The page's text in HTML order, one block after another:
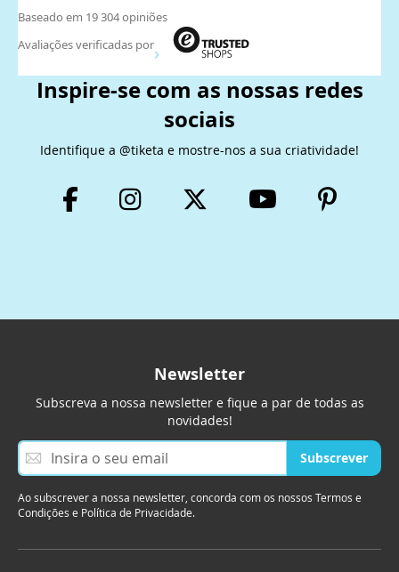
Baseado em 19 304opiniões
Avaliações verificadas por
Inspire-se com as nossas redes
sociais
Identifique a @tiketa e mostre-nos a sua criatividade!
Newsletter
Subscreva a nossa newsletter e fique a par de todas as
novidades!
S
u
s
c
e
Subscrever
Ao subscrever a nossa newsletter, concorda com os nossos Termos e
Condições e Política de Privacidade.